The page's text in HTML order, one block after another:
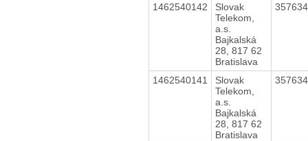
1462540142
Slovak
Telekom,
a.s.
Bajkalská
28, 817 62
Bratislava
1462540141
Slovak
Telekom,
a.s.
Bajkalská
28, 817 62
Bratislava